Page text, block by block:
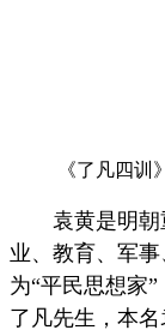
《了凡四训
袁黄是明
业、教育、军
为“平民思想家
了凡先生，本